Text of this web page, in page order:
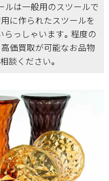
ルは一般用のスツールで
に作られたスツールを
っしゃいます。程度の
価買取が可能なお品物
談ください。